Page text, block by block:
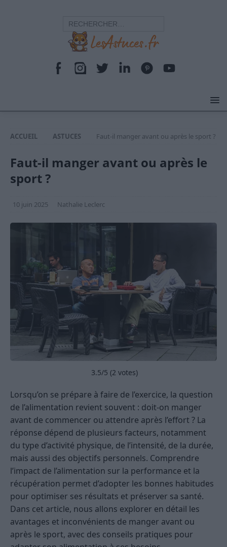
ACCUEIL ASTUCES Faut-il manger avant ou après le sport ?
Faut-il manger avant ou après le
sport ?
10 juin 2025 Nathalie Leclerc
3.5/5 (2 votes)
Lorsqu’on se prépare à faire de l’exercice, la question
de l’alimentation revient souvent : doit-on manger
avant de commencer ou attendre après l’effort ? La
réponse dépend de plusieurs facteurs, notamment
du type d’activité physique, de l’intensité, de la durée,
mais aussi des objectifs personnels. Comprendre
l’impact de l’alimentation sur la performance et la
récupération permet d’adopter les bonnes habitudes
pour optimiser ses résultats et préserver sa santé.
Dans cet article, nous allons explorer en détail les
avantages et inconvénients de manger avant ou
après le sport, avec des conseils pratiques pour